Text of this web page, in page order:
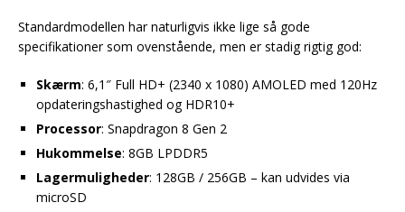
Standardmodellen har naturligvis ikke lige så gode
specifikationer som ovenstående, men er stadig rigtig god:
Skærm: 6,1″ Full HD+ (2340 x 1080) AMOLED med 120Hz
opdateringshastighed og HDR10+
Processor: Snapdragon 8 Gen 2
Hukommelse: 8GB LPDDR5
Lagermuligheder: 128GB / 256GB – kan udvides via
microSD